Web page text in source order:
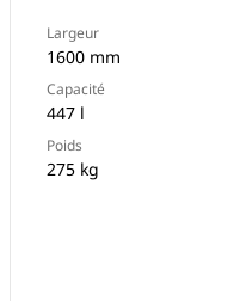
Largeur
1600 mm
Capacité
447 l
Poids
275 kg